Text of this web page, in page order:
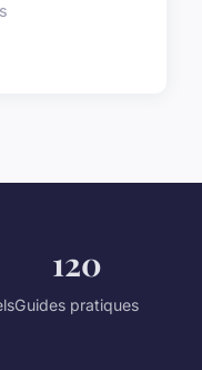
120
Guides pratiques